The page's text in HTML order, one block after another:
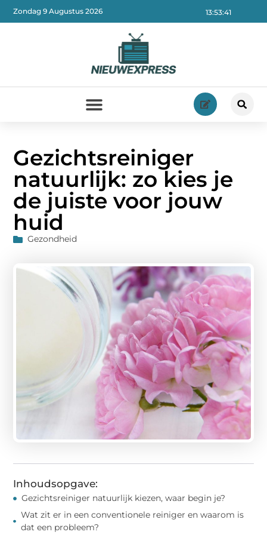
13:53:42
Zondag 9 Augustus 2026
Gezichtsreiniger
natuurlijk: zo kies je
de juiste voor jouw
huid
Gezondheid
Inhoudsopgave:
Gezichtsreiniger natuurlijk kiezen, waar begin je?
Wat zit er in een conventionele reiniger en waarom is
dat een probleem?